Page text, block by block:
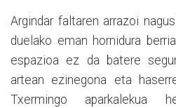
Argindar faltaren arrazoi
duelako eman hornidura
espazioa ez da batere
artean ezinegona eta
Txermingo aparkalekua